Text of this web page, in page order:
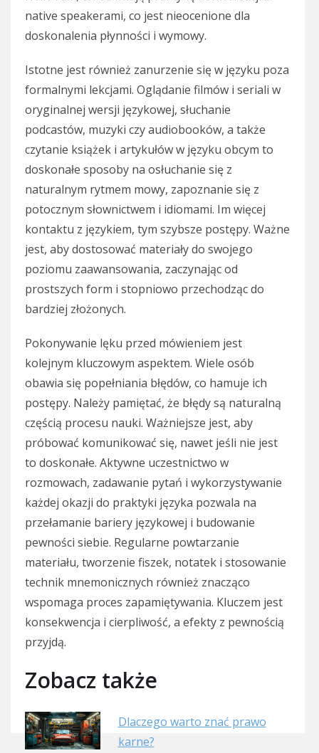
native speakerami, co jest nieocenione dla
doskonalenia płynności i wymowy.
Istotne jest również zanurzenie się w języku poza
formalnymi lekcjami. Oglądanie filmów i seriali w
oryginalnej wersji językowej, słuchanie
podcastów, muzyki czy audiobooków, a także
czytanie książek i artykułów w języku obcym to
doskonałe sposoby na osłuchanie się z
naturalnym rytmem mowy, zapoznanie się z
potocznym słownictwem i idiomami. Im więcej
kontaktu z językiem, tym szybsze postępy. Ważne
jest, aby dostosować materiały do swojego
poziomu zaawansowania, zaczynając od
prostszych form i stopniowo przechodząc do
bardziej złożonych.
Pokonywanie lęku przed mówieniem jest
kolejnym kluczowym aspektem. Wiele osób
obawia się popełniania błędów, co hamuje ich
postępy. Należy pamiętać, że błędy są naturalną
częścią procesu nauki. Ważniejsze jest, aby
próbować komunikować się, nawet jeśli nie jest
to doskonałe. Aktywne uczestnictwo w
rozmowach, zadawanie pytań i wykorzystywanie
każdej okazji do praktyki języka pozwala na
przełamanie bariery językowej i budowanie
pewności siebie. Regularne powtarzanie
materiału, tworzenie fiszek, notatek i stosowanie
technik mnemonicznych również znacząco
wspomaga proces zapamiętywania. Kluczem jest
konsekwencja i cierpliwość, a efekty z pewnością
przyjdą.
Zobacz także
Dlaczego warto znać prawo
karne?